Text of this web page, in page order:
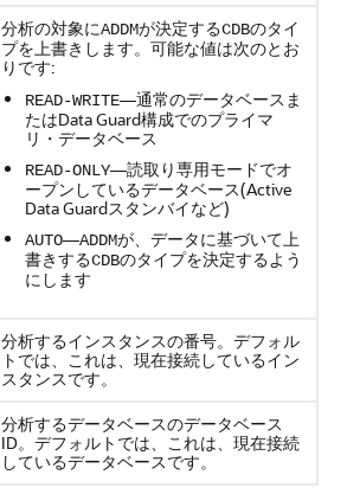
分析の対象にADDMが決定するCDBのタイ
プを上書きします。可能な値は次のとお
りです:
READ-WRITE—通常のデータベースま
たはData Guard構成でのプライマ
リ・データベース
READ-ONLY—読取り専用モードでオ
ープンしているデータベース(Active
Data Guardスタンバイなど)
AUTO—ADDMが、データに基づいて上
書きするCDBのタイプを決定するよう
にします
分析するインスタンスの番号。デフォル
トでは、これは、現在接続しているイン
スタンスです。
分析するデータベースのデータベース
ID。デフォルトでは、これは、現在接続
しているデータベースです。